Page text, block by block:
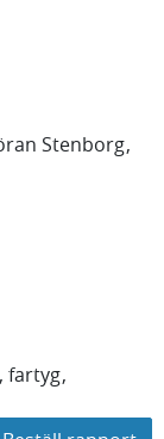
Stenborg
fartyg